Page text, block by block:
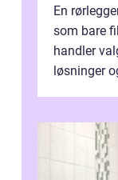
En
som bare
handler
løsninger